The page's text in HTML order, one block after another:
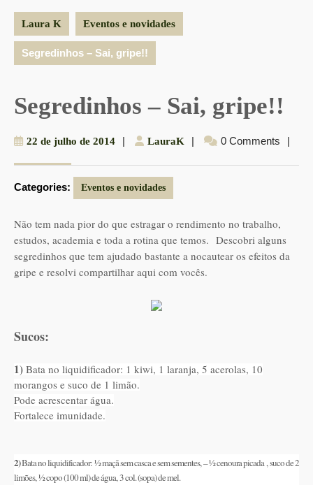
Laura K Eventos e novidades
Segredinhos – Sai, gripe!!
Segredinhos – Sai, gripe!!
22 de julho de 201422
de
2014
| LauraK LauraK
| 0 Comments |
Categories: Eventos e novidades
Não tem nada pior do que estragar o rendimento no trabalho,
estudos, academia e toda a rotina que temos. Descobri alguns
segredinhos que tem ajudado bastante a nocautear os efeitos da
gripe e resolvi compartilhar aqui com vocês.
Sucos:
1) Bata no liquidificador: 1 kiwi, 1 laranja, 5 acerolas, 10
morangos e suco de 1 limão.
Pode acrescentar água.
Fortalece imunidade.
2)Bata no liquidificador: ½ maçã sem casca e sem sementes, – ½ cenoura picada , suco de 2
limões, ½ copo (100 ml) de água, 3 col. (sopa) de mel.